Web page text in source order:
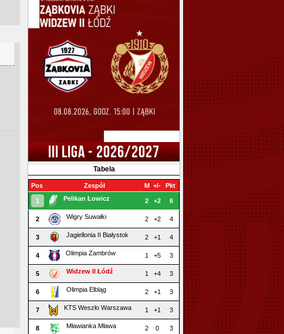
III LIGA - 2026/2027
Tabela
Pos Zespół M +/- Pkt
1 Pelikan Łowicz 2 +2 6
2 Wigry Suwałki 2 +2 4
3 Jagiellonia II Białystok 2 +1 4
4 Olimpia Zambrów 1 +5 3
5 Widzew II Łódź 1 +4 3
6 Olimpia Elbląg 2 +1 3
7 KTS Weszło Warszawa 1 +1 3
8 Mławianka Mława 2 0 3